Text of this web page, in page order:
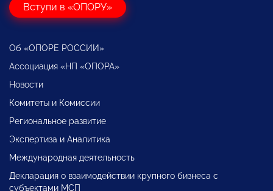
Вступи в «ОПОРУ»
Об «ОПОРЕ РОССИИ»
Ассоциация «НП «ОПОРА»
Новости
Комитеты и Комиссии
Региональное развитие
Экспертиза и Аналитика
Международная деятельность
Декларация о взаимодействии крупного бизнеса с
субъектами МСП